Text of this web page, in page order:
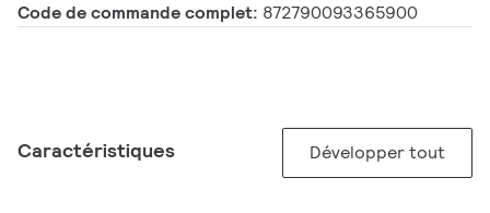
Code de commande complet: 872790093365900
Caractéristiques Développer tout